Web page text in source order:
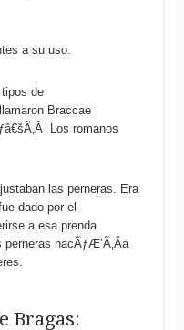
a su uso.
tipos de
Braccae
Los romanos
las perneras. Era
dado por el
a esa prenda
perneras hacÃƒÆ’Ã‚Â­a
Bragas: